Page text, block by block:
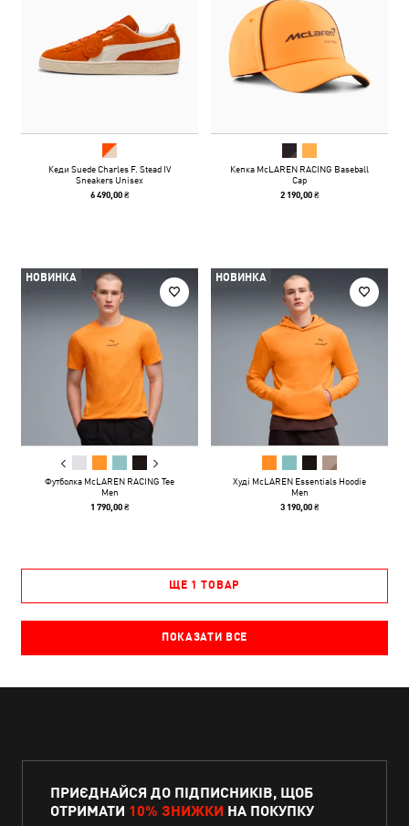
Кеди Suede Charles F. Stead IV
Sneakers Unisex
6 490,00 ₴
Кепка McLAREN RACING Baseball
Cap
2 190,00 ₴
НОВИНКА
Футболка McLAREN RACING Tee
Men
1 790,00 ₴
НОВИНКА
Худі McLAREN Essentials Hoodie
Men
3 190,00 ₴
ЩЕ 1 ТОВАР
ПОКАЗАТИ ВСЕ
ПРИЄДНАЙСЯ ДО ПІДПИСНИКІВ, ЩОБ
ОТРИМАТИ 10% ЗНИЖКИ НА ПОКУПКУ